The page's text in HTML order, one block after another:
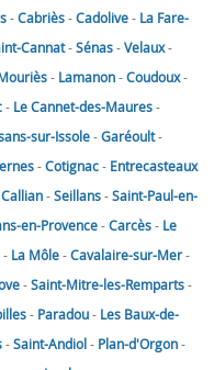
-Cabriès-Cadolive- La Fare-
Cannat-Sénas-Velaux-
- Lamanon-Coudoux-
- Le Cannet-des-Maures-
sur-Issole-Garéoult-
-Cotignac- Entrecasteaux
Callian-Seillans-Saint-Paul-en-
en-Provence-Carcès- Le
- La Môle-Cavalaire-sur-Mer-
-Saint-Mitre-les-Remparts-
- Paradou- Les Baux-de-
-Saint-Andiol- Plan-d'Orgon-